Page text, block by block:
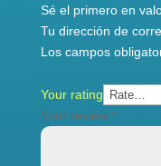
Sé el primero en
Tu dirección de
Los campos
Your rating
Your review *